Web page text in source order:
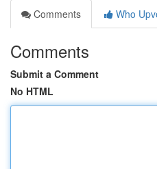
Comments
Who
Comments
Submit a Comment
No HTML